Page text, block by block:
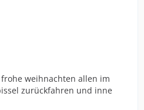
weihnachten allen im
zurückfahren und inne